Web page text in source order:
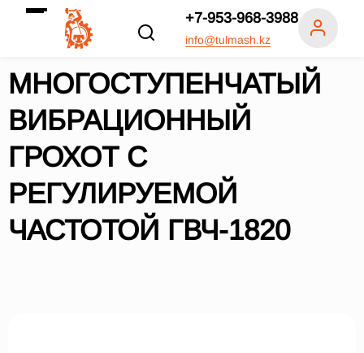
+7-953-968-3988
info@tulmash.kz
МНОГОСТУПЕНЧАТЫЙ
ВИБРАЦИОННЫЙ
ГРОХОТ С
РЕГУЛИРУЕМОЙ
ЧАСТОТОЙ ГВЧ-1820